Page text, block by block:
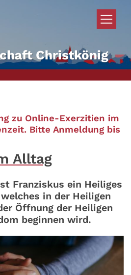
Christkönig
zu Online-Exerzitien im
Bitte Anmeldung bis
Alltag
Franziskus ein Heiliges
in der Heiligen
Öffnung der Heiligen
beginnen wird.